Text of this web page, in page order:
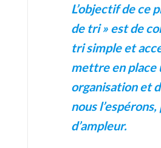
L’objectif de ce
de tri » est de
tri simple et
mettre en place
organisation et
nous
d’ampleur.